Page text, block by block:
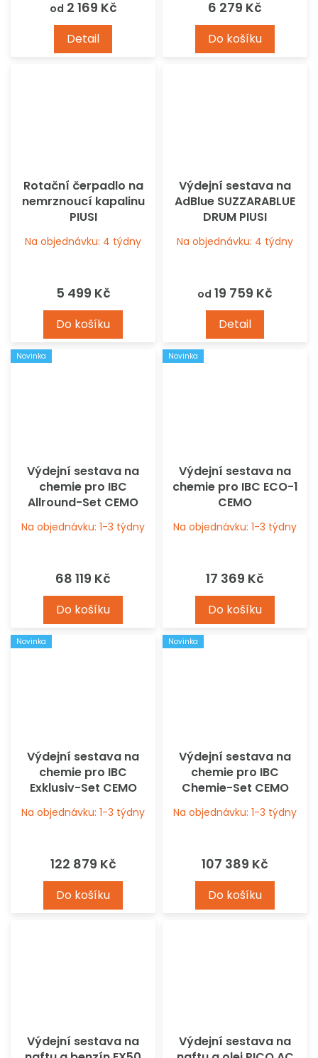
od 2 169 Kč
Detail
6 279 Kč
Do košíku
Rotační čerpadlo na
nemrznoucí kapalinu
PIUSI
Na objednávku: 4 týdny
5 499 Kč
Do košíku
Výdejní sestava na
AdBlue SUZZARABLUE
DRUM PIUSI
Na objednávku: 4 týdny
od 19 759 Kč
Detail
Novinka
Výdejní sestava na
chemie pro IBC
Allround-Set CEMO
Na objednávku: 1-3 týdny
68 119 Kč
Do košíku
Novinka
Výdejní sestava na
chemie pro IBC ECO-1
CEMO
Na objednávku: 1-3 týdny
17 369 Kč
Do košíku
Novinka
Výdejní sestava na
chemie pro IBC
Exklusiv-Set CEMO
Na objednávku: 1-3 týdny
122 879 Kč
Do košíku
Novinka
Výdejní sestava na
chemie pro IBC
Chemie-Set CEMO
Na objednávku: 1-3 týdny
107 389 Kč
Do košíku
Výdejní sestava na
Výdejní sestava na